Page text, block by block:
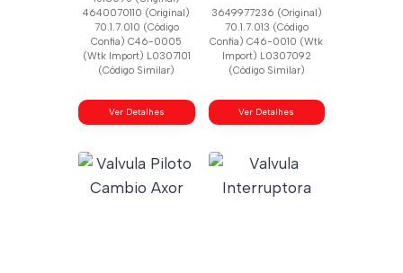
4640070110 (Original)
70.1.7.010 (Código
Confia) C46-0005
(Wtk Import) L0307101
(Código Similar)
Ver Detalhes
3649977236 (Original)
70.1.7.013 (Código
Confia) C46-0010 (Wtk
Import) L0307092
(Código Similar)
Ver Detalhes